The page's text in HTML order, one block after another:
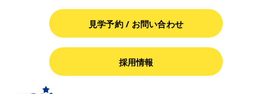
見学予約 / お問い合わせ
採用情報